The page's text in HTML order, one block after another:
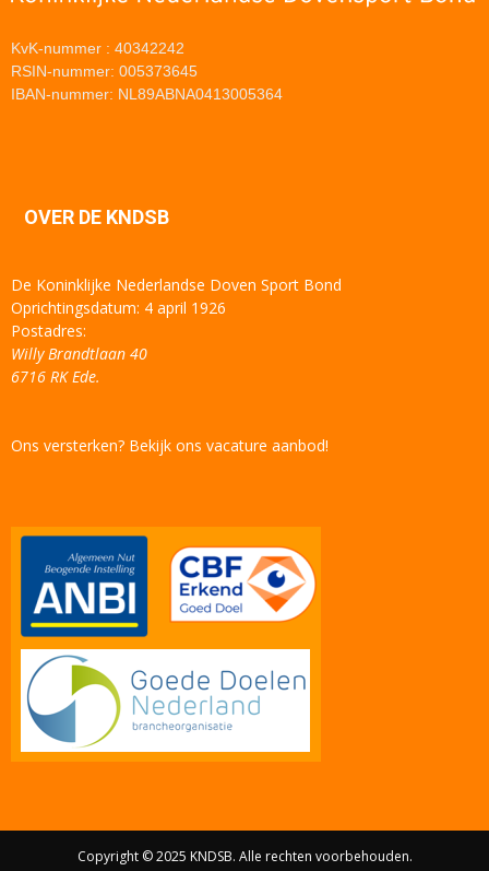
KvK-nummer : 40342242
RSIN-nummer: 005373645
IBAN-nummer: NL89ABNA0413005364
OVER DE KNDSB
De Koninklijke Nederlandse Doven Sport Bond
Oprichtingsdatum: 4 april 1926
Postadres:
Willy Brandtlaan 40
6716 RK Ede.
Ons versterken? Bekijk ons vacature aanbod!
Copyright © 2025 KNDSB. Alle rechten voorbehouden.